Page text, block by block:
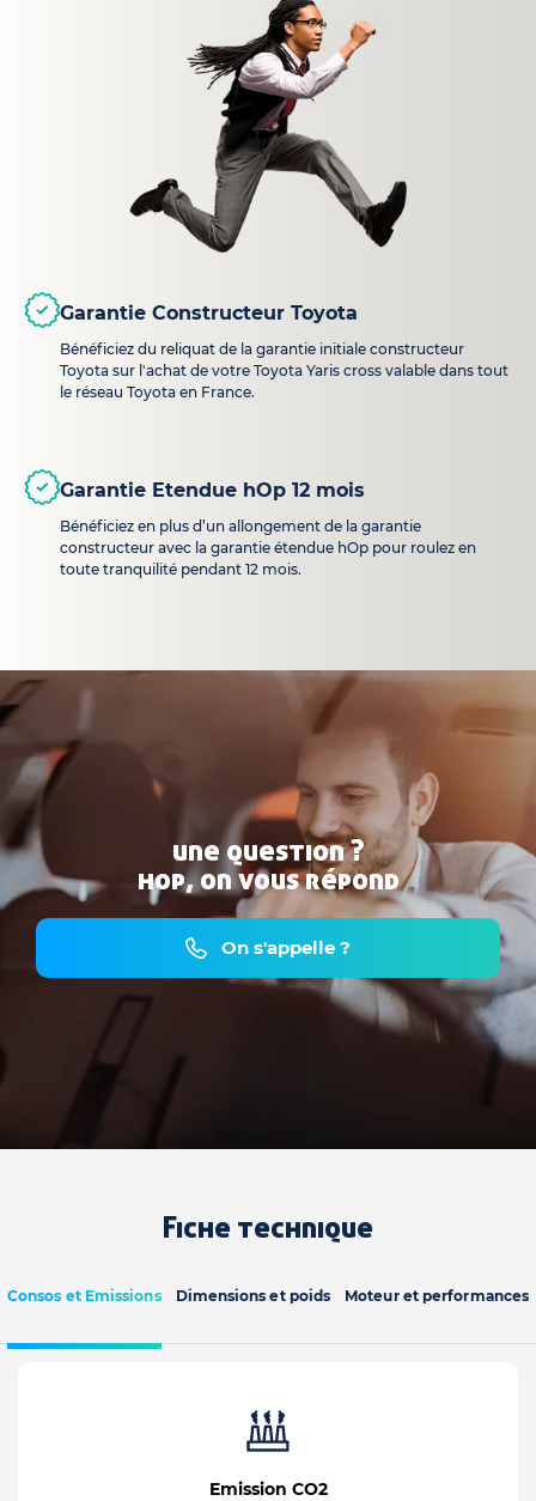
Garantie Constructeur Toyota
Bénéficiez du reliquat de la garantie initiale constructeur
Toyota sur l'achat de votre Toyota Yaris cross valable dans tout
le réseau Toyota en France.
Garantie Etendue hOp 12 mois
Bénéficiez en plus d’un allongement de la garantie
constructeur avec la garantie étendue hOp pour roulez en
toute tranquilité pendant 12 mois.
une question ?
hop, on vous répond
On s'appelle ?
Fiche technique
Consos et Emissions Dimensions et poids Moteur et performances
Emission CO2